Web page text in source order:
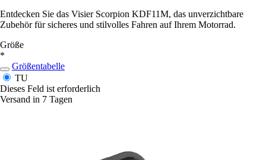
Entdecken Sie das Visier Scorpion KDF11M, das unverzichtbare
Zubehör für sicheres und stilvolles Fahren auf Ihrem Motorrad.
Größe
*
Größentabelle
TU
Dieses Feld ist erforderlich
Versand in 7 Tagen